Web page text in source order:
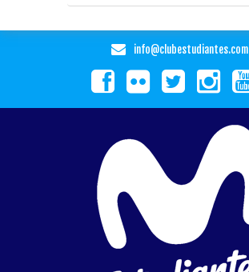
info@clubestudiantes.com